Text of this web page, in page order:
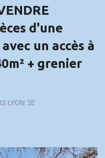
d'une
un accès à
+ grenier
LYON 3E